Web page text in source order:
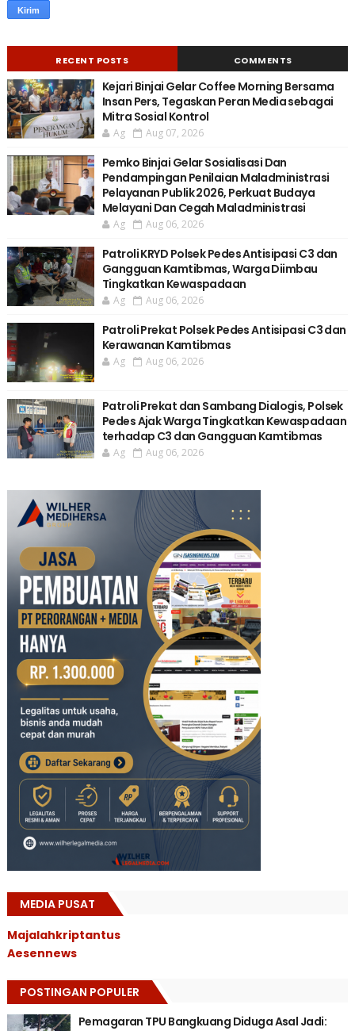
RECENT POSTS COMMENTS
Kejari Binjai Gelar Coffee Morning Bersama
Insan Pers, Tegaskan Peran Media sebagai
Mitra Sosial Kontrol
Ag Aug 07, 2026
Pemko Binjai Gelar Sosialisasi Dan
Pendampingan Penilaian Maladministrasi
Pelayanan Publik 2026, Perkuat Budaya
Melayani Dan Cegah Maladministrasi
Ag Aug 06, 2026
Patroli KRYD Polsek Pedes Antisipasi C3 dan
Gangguan Kamtibmas, Warga Diimbau
Tingkatkan Kewaspadaan
Ag Aug 06, 2026
Patroli Prekat Polsek Pedes Antisipasi C3 dan
Kerawanan Kamtibmas
Ag Aug 06, 2026
Patroli Prekat dan Sambang Dialogis, Polsek
Pedes Ajak Warga Tingkatkan Kewaspadaan
terhadap C3 dan Gangguan Kamtibmas
Ag Aug 06, 2026
MEDIA PUSAT
Majalahkriptantus
Aesennews
POSTINGAN POPULER
Pemagaran TPU Bangkuang Diduga Asal Jadi: